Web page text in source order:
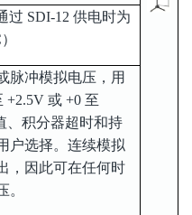
+2.5V 或 +0 至
积分器超时和持
户选择。连续模拟
，因此可在任何时
。
围
h)），即 +2.5V